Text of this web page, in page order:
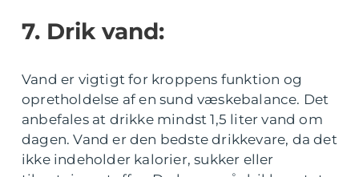
7. Drik vand:
Vand er vigtigt for kroppens funktion og
opretholdelse af en sund væskebalance. Det
anbefales at drikke mindst 1,5 liter vand om
dagen. Vand er den bedste drikkevare, da det
ikke indeholder kalorier, sukker eller